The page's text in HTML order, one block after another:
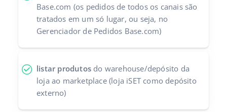
română
中文
Base.com (os pedidos de todos os canais são
tratados em um só lugar, ou seja, no
Gerenciador de Pedidos Base.com)
listar produtos do warehouse/depósito da
loja ao marketplace (loja iSET como depósito
externo)